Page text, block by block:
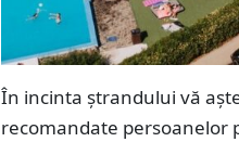
În incinta ștrandului vă
recomandate persoanelor